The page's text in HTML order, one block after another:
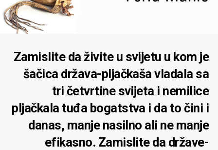
Zamislite da živite u svijetu u kom je
šačica država-pljačkaša vladala sa
tri četvrtine svijeta i nemilice
pljačkala tuđa bogatstva i da to čini i
danas, manje nasilno ali ne manje
efikasno. Zamislite da države-